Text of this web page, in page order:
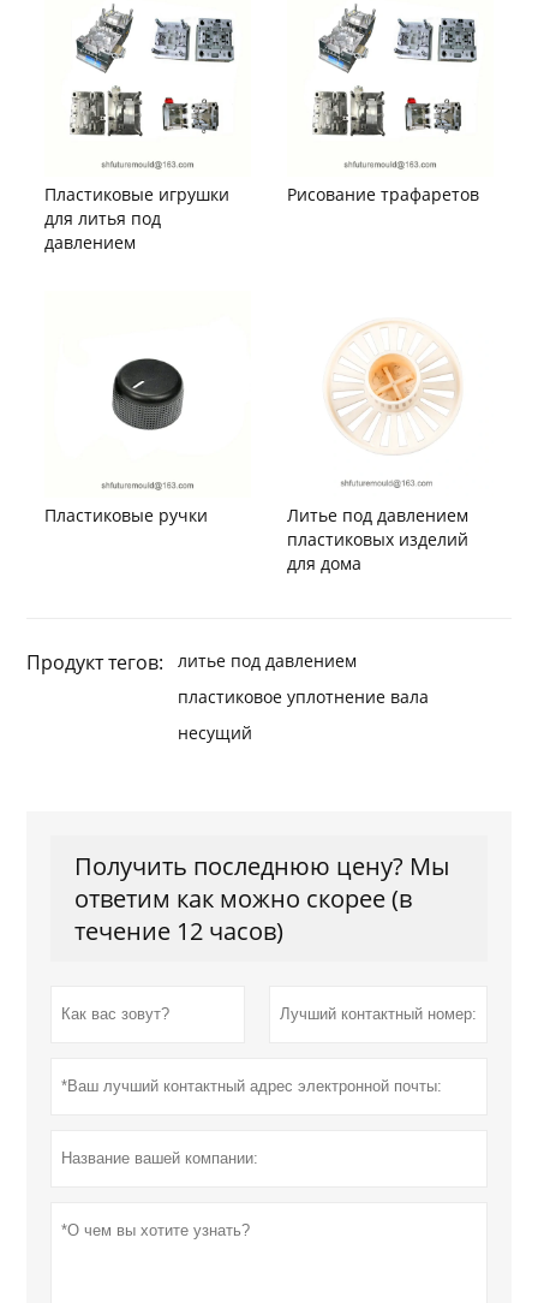
Пластиковые игрушки
для литья под
давлением
Рисование трафаретов
Пластиковые ручки
Литье под давлением
пластиковых изделий
для дома
Продукт тегов:
литье под давлением
пластиковое уплотнение вала
несущий
Получить последнюю цену? Мы
ответим как можно скорее (в
течение 12 часов)